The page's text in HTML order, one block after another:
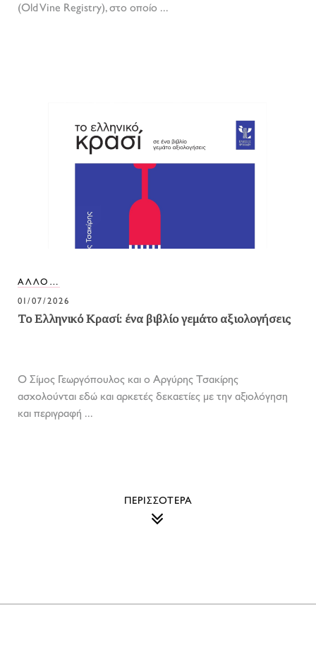
(Old Vine Registry), στο οποίο ...
ΑΛΛΟ…
01/07/2026
Το Ελληνικό Κρασί: ένα βιβλίο γεμάτο αξιολογήσεις
Ο Σίμος Γεωργόπουλος και ο Αργύρης Τσακίρης
ασχολούνται εδώ και αρκετές δεκαετίες με την αξιολόγηση
και περιγραφή ...
ΠΕΡΙΣΣΟΤΕΡΑ